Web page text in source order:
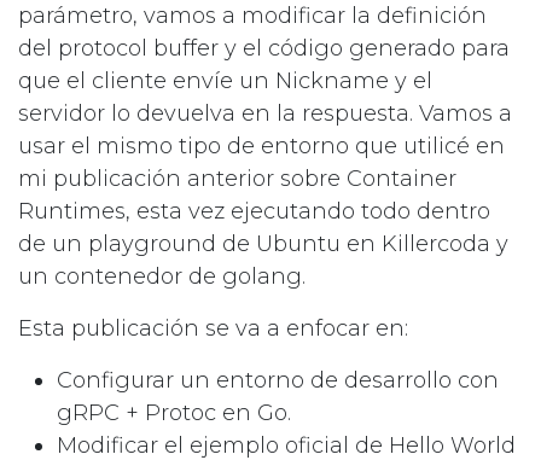
parámetro, vamos a modificar la definición
del protocol buffer y el código generado para
que el cliente envíe un Nickname y el
servidor lo devuelva en la respuesta. Vamos a
usar el mismo tipo de entorno que utilicé en
mi publicación anterior sobre Container
Runtimes, esta vez ejecutando todo dentro
de un playground de Ubuntu en Killercoda y
un contenedor de golang.
Esta publicación se va a enfocar en:
Configurar un entorno de desarrollo con
gRPC + Protoc en Go.
Modificar el ejemplo oficial de Hello World